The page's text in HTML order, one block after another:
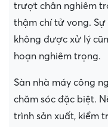
trượt chân nghiêm
thậm chí tử vong.
không được xử lý
hoạn nghiêm trọng.
Sàn nhà máy công
chăm sóc đặc biệt.
trình sản xuất, kiểm